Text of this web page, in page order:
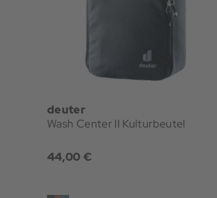
deuter
Wash Center II Kulturbeutel
44,00 €